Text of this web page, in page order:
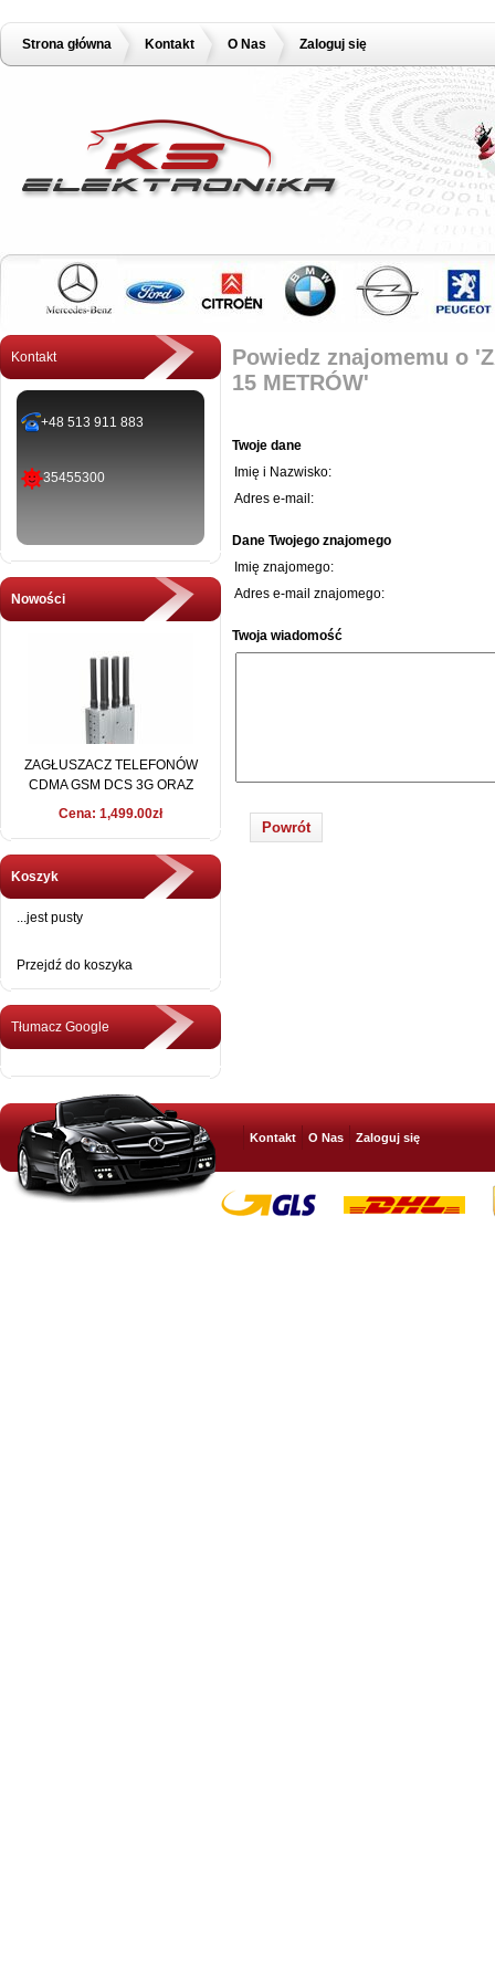
Strona główna Kontakt O Nas Zaloguj się
Kontakt
+48 513 911 883
35455300
Nowości
ZAGŁUSZACZ TELEFONÓW
CDMA GSM DCS 3G ORAZ
WSZYSTKICH PASM GPS
L1,L2,L5 ORAZ
Cena: 1,499.00zł
Koszyk
...jest pusty
Przejdź do koszyka
Tłumacz Google
Powiedz znajomemu o
15 METRÓW'
Twoje dane
Imię i Nazwisko:
Adres e-mail:
Dane Twojego znajomego
Imię znajomego:
Adres e-mail znajomego:
Twoja wiadomość
Powrót
Kontakt O Nas Zaloguj się